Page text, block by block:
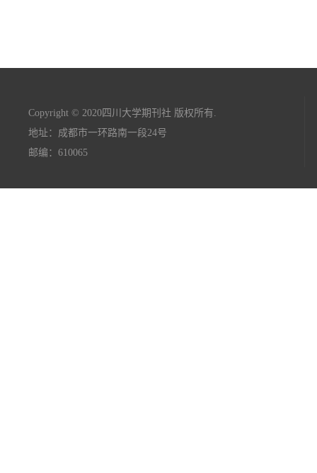
Copyright © 2020四川大学期刊社 版权所有.
地址：成都市一环路南一段24号
邮编：610065